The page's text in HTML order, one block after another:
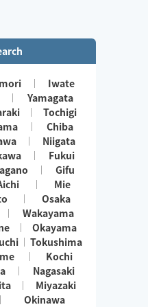
Iwate
Yamagata
Tochigi
Chiba
Niigata
Fukui
Gifu
Mie
Osaka
Wakayama
Okayama
Tokushima
Kochi
Nagasaki
Miyazaki
Okinawa